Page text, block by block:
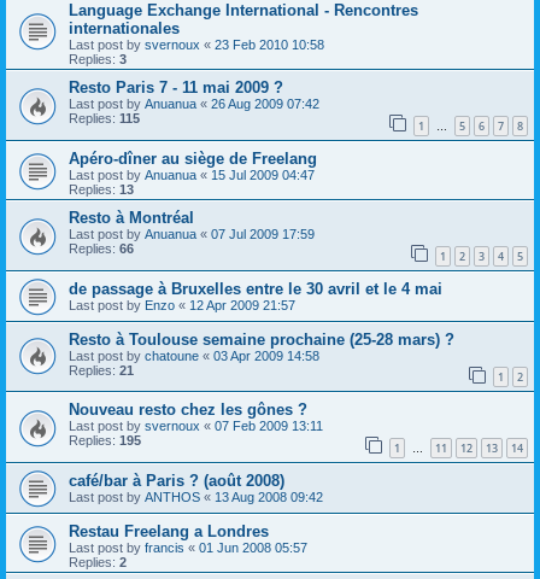
Language Exchange International - Rencontres
internationales
Last post by svernoux « 23 Feb 2010 10:58
Replies: 3
Resto Paris 7 - 11 mai 2009 ?
Last post by Anuanua « 26 Aug 2009 07:42
Replies: 115 1 … 5 6 7 8
Apéro-dîner au siège de Freelang
Last post by Anuanua « 15 Jul 2009 04:47
Replies: 13
Resto à Montréal
Last post by Anuanua « 07 Jul 2009 17:59
Replies: 66 1 2 3 4 5
de passage à Bruxelles entre le 30 avril et le 4 mai
Last post by Enzo « 12 Apr 2009 21:57
Resto à Toulouse semaine prochaine (25-28 mars) ?
Last post by chatoune « 03 Apr 2009 14:58
Replies: 21 1 2
Nouveau resto chez les gônes ?
Last post by svernoux « 07 Feb 2009 13:11
Replies: 195 1 … 11 12 13 14
café/bar à Paris ? (août 2008)
Last post by ANTHOS « 13 Aug 2008 09:42
Restau Freelang a Londres
Last post by francis « 01 Jun 2008 05:57
Replies: 2